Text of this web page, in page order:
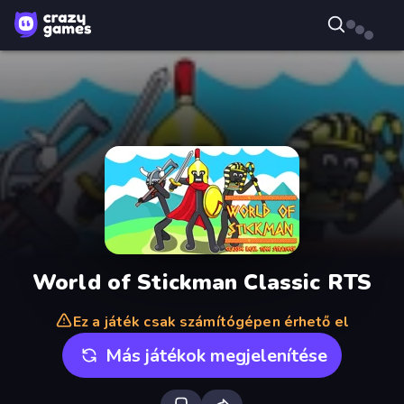
World of Stickman Classic RTS
Ez a játék csak számítógépen érhető el
Más játékok megjelenítése